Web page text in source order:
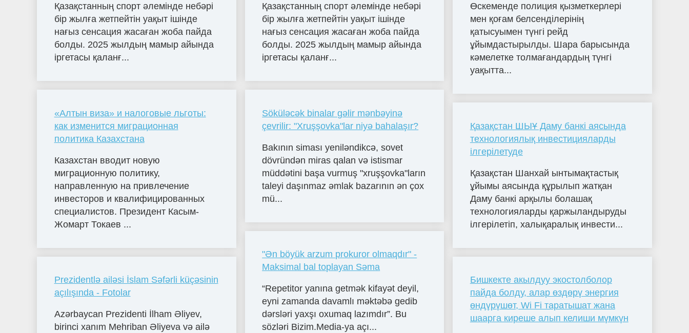
Қазақстанның спорт әлемінде небәрі
бір жылға жетпейтін уақыт ішінде
нағыз сенсация жасаған жоба пайда
болды. 2025 жылдың мамыр айында
іргетасы қаланғ...
«Алтын виза» и налоговые льготы:
как изменится миграционная
политика Казахстана
Казахстан вводит новую
миграционную политику,
направленную на привлечение
инвесторов и квалифицированных
специалистов. Президент Касым-
Жомарт Токаев ...
Prezidentlə ailəsi İslam Səfərli küçəsinin
açılışında - Fotolar
Azərbaycan Prezidenti İlham Əliyev,
birinci xanım Mehriban Əliyeva və ailə
Қазақстанның спорт әлемінде небәрі
бір жылға жетпейтін уақыт ішінде
нағыз сенсация жасаған жоба пайда
болды. 2025 жылдың мамыр айында
іргетасы қаланғ...
Söküləcək binalar gəlir mənbəyinə
çevrilir: "Xruşşovka"lar niyə bahalaşır?
Bakının siması yeniləndikcə, sovet
dövründən miras qalan və istismar
müddətini başa vurmuş "xruşşovka"ların
taleyi daşınmaz əmlak bazarının ən çox
mü...
"Ən böyük arzum prokuror olmaqdır" -
Maksimal bal toplayan Səma
“Repetitor yanına getmək kifayət deyil,
eyni zamanda davamlı məktəbə gedib
dərsləri yaxşı oxumaq lazımdır”. Bu
sözləri Bizim.Media-ya açı...
Өскеменде полиция қызметкерлері
мен қоғам белсенділерінің
қатысуымен түнгі рейд
ұйымдастырылды. Шара барысында
кәмелетке толмағандардың түнгі
уақытта...
Қазақстан ШЫҰ Даму банкі аясында
технологиялық инвестицияларды
ілгерілетуде
Қазақстан Шанхай ынтымақтастық
ұйымы аясында құрылып жатқан
Даму банкі арқылы болашақ
технологияларды қаржыландыруды
ілгерілетіп, халықаралық инвести...
Бишкекте акылдуу экостолболор
пайда болду, алар өздөрү энергия
өндүрүшөт, Wi Fi таратышат жана
шаарга киреше алып келиши мүмкүн